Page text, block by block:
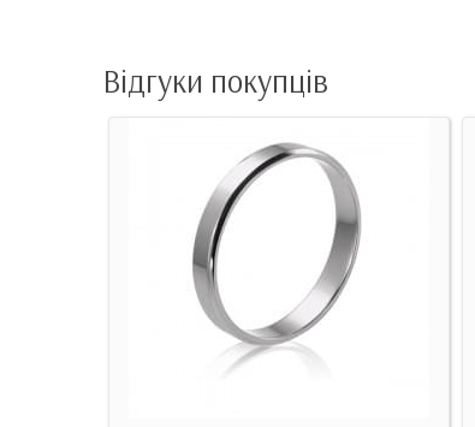
Відгуки покупців